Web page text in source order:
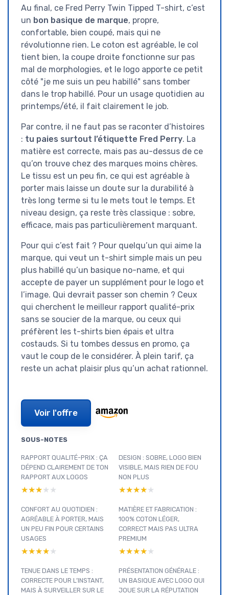
Au final, ce Fred Perry Twin Tipped T-shirt, c’est
un bon basique de marque, propre,
confortable, bien coupé, mais qui ne
révolutionne rien. Le coton est agréable, le col
tient bien, la coupe droite fonctionne sur pas
mal de morphologies, et le logo apporte ce petit
côté "je me suis un peu habillé" sans tomber
dans le trop habillé. Pour un usage quotidien au
printemps/été, il fait clairement le job.
Par contre, il ne faut pas se raconter d’histoires
: tu paies surtout l’étiquette Fred Perry. La
matière est correcte, mais pas au-dessus de ce
qu’on trouve chez des marques moins chères.
Le tissu est un peu fin, ce qui est agréable à
porter mais laisse un doute sur la durabilité à
très long terme si tu le mets tout le temps. Et
niveau design, ça reste très classique : sobre,
efficace, mais pas particulièrement marquant.
Pour qui c’est fait ? Pour quelqu’un qui aime la
marque, qui veut un t-shirt simple mais un peu
plus habillé qu’un basique no-name, et qui
accepte de payer un supplément pour le logo et
l’image. Qui devrait passer son chemin ? Ceux
qui cherchent le meilleur rapport qualité-prix
sans se soucier de la marque, ou ceux qui
préfèrent les t-shirts bien épais et ultra
costauds. Si tu tombes dessus en promo, ça
vaut le coup de le considérer. À plein tarif, ça
reste un achat plaisir plus qu’un achat rationnel.
Voir l'offre
SOUS-NOTES
RAPPORT QUALITÉ-PRIX : ÇA
DÉPEND CLAIREMENT DE TON
RAPPORT AUX LOGOS
★★★★★
★★★★★
DESIGN : SOBRE, LOGO BIEN
VISIBLE, MAIS RIEN DE FOU
NON PLUS
★★★★★
★★★★★
CONFORT AU QUOTIDIEN :
AGRÉABLE À PORTER, MAIS
UN PEU FIN POUR CERTAINS
USAGES
★★★★★
★★★★★
MATIÈRE ET FABRICATION :
100% COTON LÉGER,
CORRECT MAIS PAS ULTRA
PREMIUM
★★★★★
★★★★★
TENUE DANS LE TEMPS :
CORRECTE POUR L’INSTANT,
MAIS À SURVEILLER SUR LE
PRÉSENTATION GÉNÉRALE :
UN BASIQUE AVEC LOGO QUI
JOUE SUR LA RÉPUTATION